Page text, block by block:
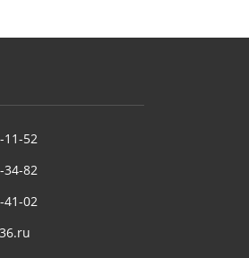
11-52
34-82
41-02